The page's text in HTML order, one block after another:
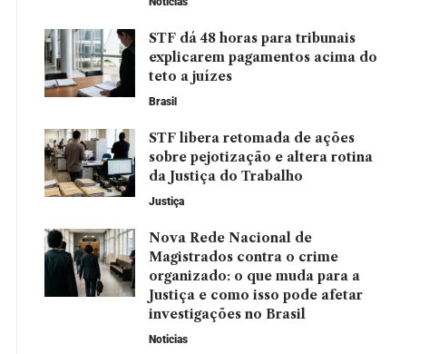
STF dá 48 horas para tribunais
explicarem pagamentos acima do
teto a juízes
Brasil
STF libera retomada de ações
sobre pejotização e altera rotina
da Justiça do Trabalho
Justiça
Nova Rede Nacional de
Magistrados contra o crime
organizado: o que muda para a
Justiça e como isso pode afetar
investigações no Brasil
Noticias